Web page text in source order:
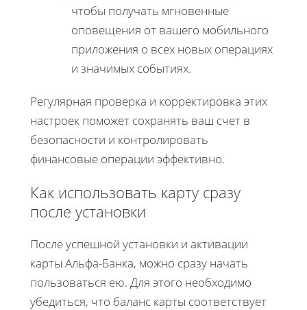
чтобы получать мгновенные
оповещения от вашего мобильного
приложения о всех новых операциях
и значимых событиях.
Регулярная проверка и корректировка этих
настроек поможет сохранять ваш счет в
безопасности и контролировать
финансовые операции эффективно.
Как использовать карту сразу
после установки
После успешной установки и активации
карты Альфа-Банка, можно сразу начать
пользоваться ею. Для этого необходимо
убедиться, что баланс карты соответствует